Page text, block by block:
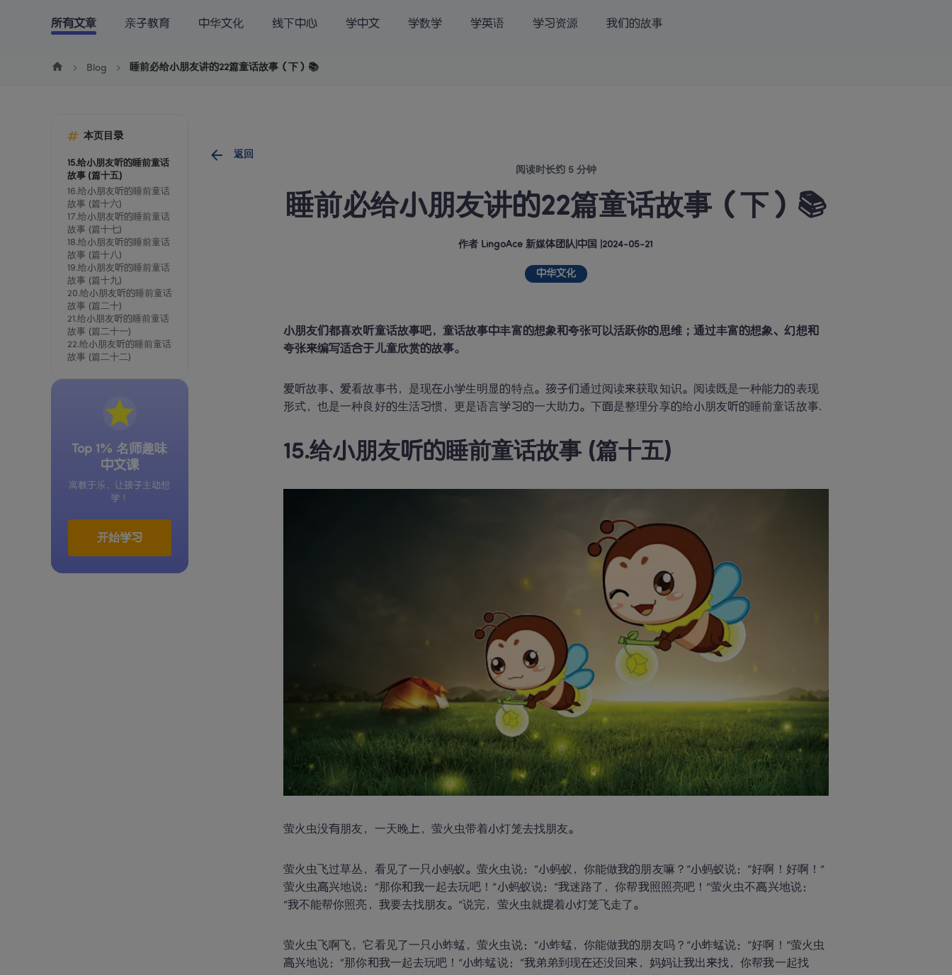
学中文 学英文 学数学 博客 下载 关于我们 International | 中文（简体）
所有文章 亲子教育 中华文化 线下中心 学中文 学数学 学英语 学习资源 我们的故事
Blog 睡前必给小朋友讲的22篇童话故事（下）📚
本页目录
15.给小朋友听的睡前童话
故事 (篇十五)
16.给小朋友听的睡前童话
故事 (篇十六)
17.给小朋友听的睡前童话
故事 (篇十七)
18.给小朋友听的睡前童话
故事 (篇十八)
19.给小朋友听的睡前童话
故事 (篇十九)
20.给小朋友听的睡前童话
故事 (篇二十)
21.给小朋友听的睡前童话
故事 (篇二十一)
22.给小朋友听的睡前童话
故事 (篇二十二)
Top 1% 名师趣味
中文课
寓教于乐，让孩子主动想
学！
开始学习
返回
阅读时长约 5 分钟
睡前必给小朋友讲的22篇童话故事（下）📚
作者 LingoAce 新媒体团队| 中国 2024-05-21
中华文化
小朋友们都喜欢听童话故事吧，童话故事中丰富的想象和夸张可以活跃你的思维；通过丰富的想象、幻想和
夸张来编写适合于儿童欣赏的故事。
爱听故事、爱看故事书，是现在小学生明显的特点。孩子们通过阅读来获取知识。阅读既是一种能力的表现
15.给小朋友听的睡前童话故事 (篇十五)
萤火虫没有朋友，一天晚上，萤火虫带着小灯笼去找朋友。
萤火虫飞过草丛，看见了一只小蚂蚁。萤火虫说：“小蚂蚁，你能做我的朋友嘛？”小蚂蚁说：“好啊！好啊！”
萤火虫高兴地说：“那你和我一起去玩吧！”小蚂蚁说：“我迷路了，你帮我照照亮吧！”萤火虫不高兴地说：
“我不能帮你照亮，我要去找朋友。”说完，萤火虫就提着小灯笼飞走了。
萤火虫飞啊飞，它看见了一只小蚱蜢，萤火虫说：“小蚱蜢，你能做我的朋友吗？”小蚱蜢说：“好啊！”萤火虫
高兴地说：“那你和我一起去玩吧！”小蚱蜢说：“我弟弟到现在还没回来，妈妈让我出来找，你帮我一起找